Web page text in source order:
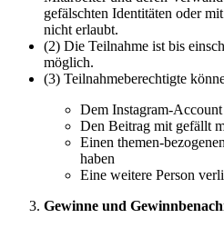
gefälschten Identitäten oder
nicht erlaubt.
(2) Die Teilnahme ist bis
möglich.
(3) Teilnahmeberechtigte
Dem Instagram-
Den Beitrag mit gefällt
Einen themen-
haben
Eine weitere Person
Gewinne und